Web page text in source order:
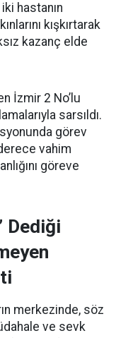
hastanın
kışkırtarak
kazanç elde
İzmir 2 No’lu
sarsıldı.
görev
vahim
göreve
Dediği
merkezinde, söz
ve sevk